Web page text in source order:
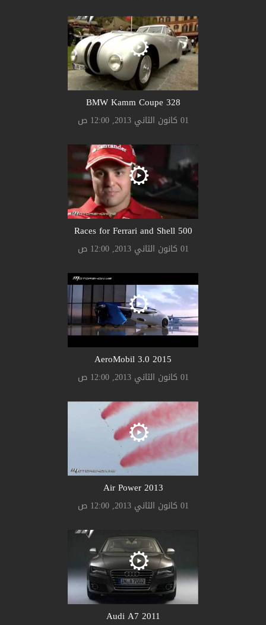
328 BMW Kamm Coupe
01 كانون الثاني 2013, 12:00 ص
500 Races for Ferrari and Shell
01 كانون الثاني 2013, 12:00 ص
AeroMobil 3.0 2015
01 كانون الثاني 2013, 12:00 ص
Air Power 2013
01 كانون الثاني 2013, 12:00 ص
Audi A7 2011